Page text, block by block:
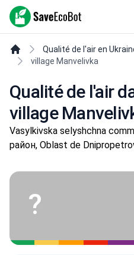
SaveEcoBot
Qualité de l'air en
village Manvelivka
Qualité de l'air
village
Vasylkivska selyshchna
район, Oblast de
?